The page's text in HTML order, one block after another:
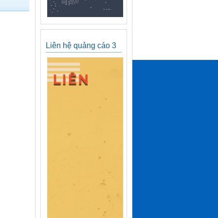
Liên hệ quảng cáo 3